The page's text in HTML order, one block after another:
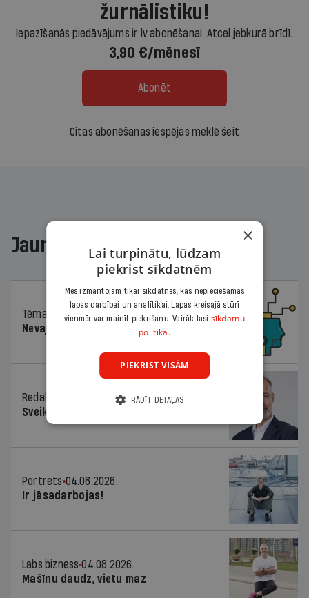
žurnālistiku!
Iepazīšanās piedāvājums ir.lv abonēšanai. Atcel jebkurā brīdī.
3,90 €/mēnesī
Abonēt
Citas abonēšanas iespējas meklē šeit
Jaunākajā žurnālā
Tēma
04.08.2026.
Nevajag baidīties!
Redaktora sleja
04.08.2026.
Sveika un sveiks!
Portrets 04.08.2026.
Ir jāsadarbojas!
Labs bizness 04.08.2026.
Mašīnu daudz, vietu maz
×
Lai turpinātu, lūdzam
piekrist sīkdatnēm
Mēs izmantojam tikai sīkdatnes, kas nepieciešamas
lapas darbībai un analītikai. Lapas kreisajā stūrī
vienmēr var mainīt piekrišanu. Vairāk lasi sīkdatņu
politikā.
PIEKRIST VISĀM
RĀDĪT DETAĻAS